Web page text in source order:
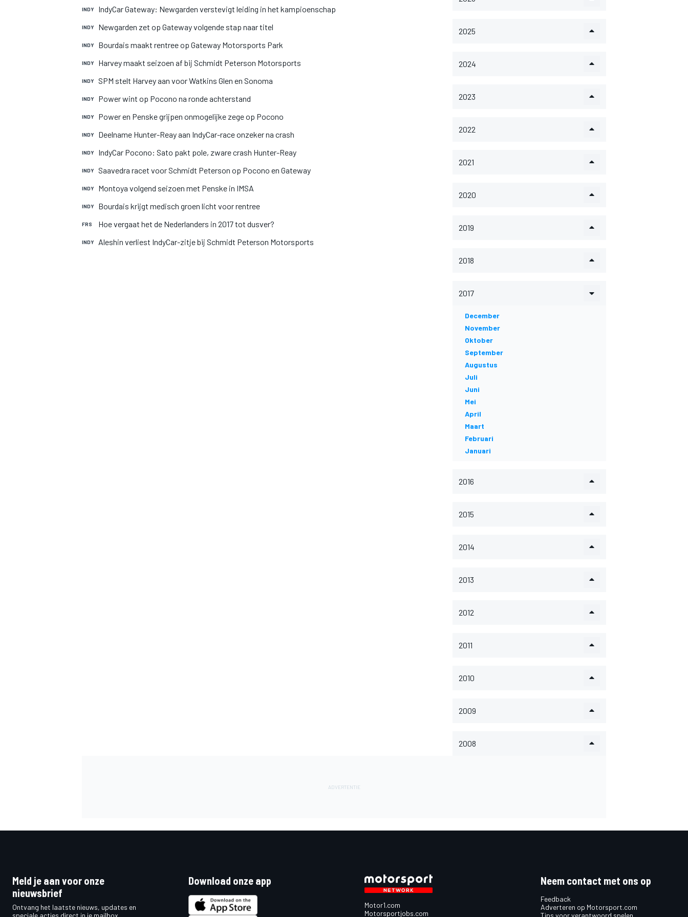
INDY IndyCar Gateway: Newgarden verstevigt leiding in het kampioenschap
INDY Newgarden zet op Gateway volgende stap naar titel
INDY Bourdais maakt rentree op Gateway Motorsports Park
INDY Harvey maakt seizoen af bij Schmidt Peterson Motorsports
INDY SPM stelt Harvey aan voor Watkins Glen en Sonoma
INDY Power wint op Pocono na ronde achterstand
INDY Power en Penske grijpen onmogelijke zege op Pocono
INDY Deelname Hunter-Reay aan IndyCar-race onzeker na crash
INDY IndyCar Pocono: Sato pakt pole, zware crash Hunter-Reay
INDY Saavedra racet voor Schmidt Peterson op Pocono en Gateway
INDY Montoya volgend seizoen met Penske in IMSA
INDY Bourdais krijgt medisch groen licht voor rentree
FRS Hoe vergaat het de Nederlanders in 2017 tot dusver?
INDY Aleshin verliest IndyCar-zitje bij Schmidt Peterson Motorsports
2025
2024
2023
2022
2021
2020
2019
2018
2017
December
November
Oktober
September
Augustus
Juli
Juni
Mei
April
Maart
Februari
Januari
2016
2015
2014
2013
2012
2011
2010
2009
2008
Meld je aan voor onze
nieuwsbrief
Ontvang het laatste nieuws, updates en
speciale acties direct in je mailbox.
Download onze app
Motor1.com
Motorsportjobs.com
Neem contact met ons op
Feedback
Adverteren op Motorsport.com
Tips voor verantwoord spelen